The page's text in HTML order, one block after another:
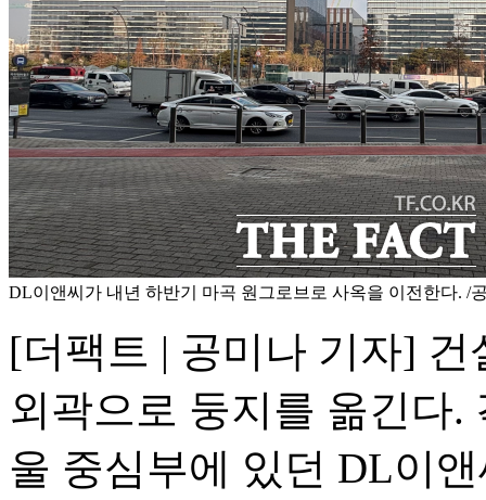
DL이앤씨가 내년 하반기 마곡 원그로브로 사옥을 이전한다. /
[더팩트 | 공미나 기자]
외곽으로 둥지를 옮긴다.
울 중심부에 있던 DL이